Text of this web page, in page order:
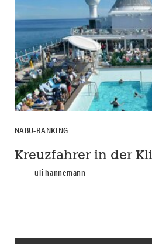
NABU-RANKING
Kreuzfahrer in der
uli hannemann